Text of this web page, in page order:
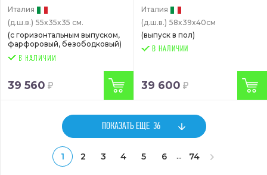
Италия
(д.ш.в.) 55x35x35 см.
(с горизонтальным выпуском,
фарфоровый, безободковый)
39 560
Италия
(д.ш.в.) 58x39x40см
(выпуск в пол)
В НАЛИЧИИ
39 600
ПОКАЗАТЬ ЕЩЕ 36
1 2 3 4 5 6 ... 74